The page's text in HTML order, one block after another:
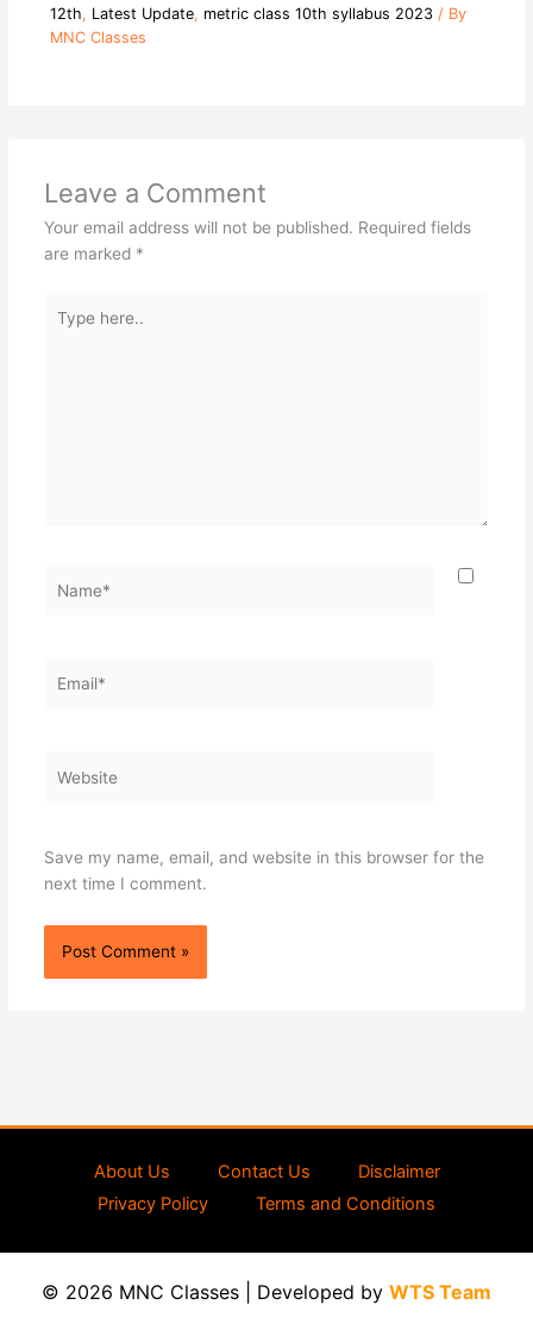
12th, Latest Update, metric class 10th syllabus 2023/ By
MNC Classes
Leave a Comment
Your email address will not be published. Required fields
are marked *
here..
Save my name, email, and website in this browser for the
next time I comment.
About Us Contact Us
Disclaimer
Privacy Policy
Terms and Conditions
© 2026 MNC Classes | Developed by WTS Team